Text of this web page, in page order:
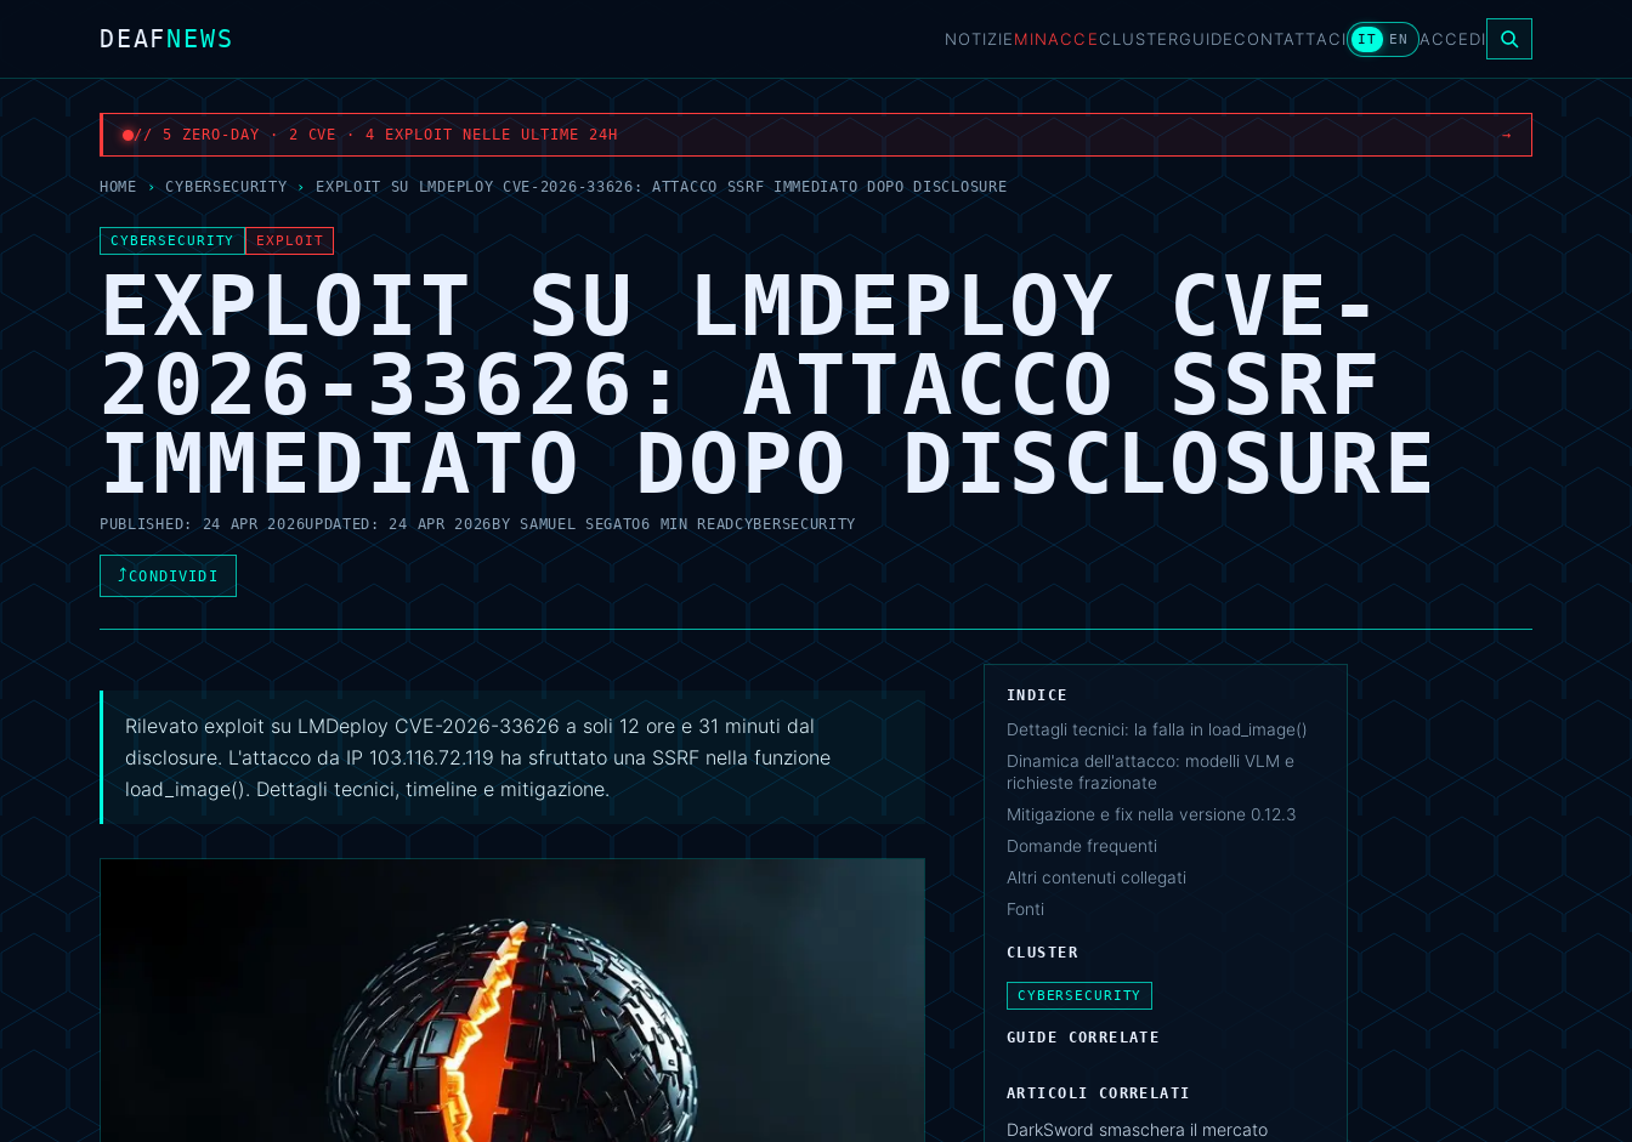
DEAFNEWS NOTIZIEMINACCECLUSTERGUIDECONTATTACI IT EN ACCEDI
// 5 ZERO-DAY · 2 CVE · 4 EXPLOIT NELLE ULTIME 24H →
HOME › CYBERSECURITY › EXPLOIT SU LMDEPLOY CVE-2026-33626: ATTACCO SSRF IMMEDIATO DOPO DISCLOSURE
CYBERSECURITY EXPLOIT
EXPLOIT SU LMDEPLOY CVE-
2026-33626: ATTACCO SSRF
IMMEDIATO DOPO DISCLOSURE
PUBLISHED:24 APR 2026UPDATED: 24 APR 2026 BY SAMUEL SEGATO6 MIN READCYBERSECURITY
⤴CONDIVIDI
Rilevato exploit su LMDeploy CVE-2026-33626 a soli 12 ore e 31 minuti dal
disclosure. L'attacco da IP 103.116.72.119 ha sfruttato una SSRF nella funzione
load_image(). Dettagli tecnici, timeline e mitigazione.
INDICE
Dettagli tecnici: la falla in load_image()
Dinamica dell'attacco: modelli VLM e
richieste frazionate
Mitigazione e fix nella versione 0.12.3
Domande frequenti
Altri contenuti collegati
Fonti
CLUSTER
CYBERSECURITY
GUIDE CORRELATE
ARTICOLI CORRELATI
DarkSword smaschera il mercato